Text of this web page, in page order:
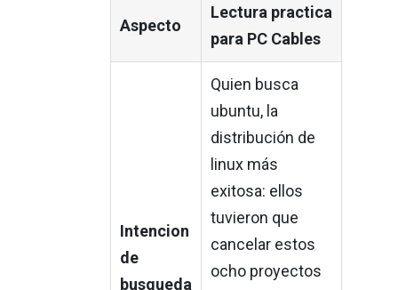
Aspecto
Lectura practica
para PC Cables
Intencion
de
busqueda
Quien busca
ubuntu, la
distribución de
linux más
exitosa: ellos
tuvieron que
cancelar estos
ocho proyectos